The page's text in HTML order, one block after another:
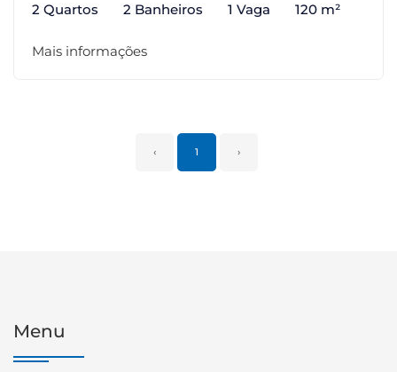
2 Quartos 2 Banheiros 1 Vaga 120 m²
Mais informações
‹ 1 ›
Menu